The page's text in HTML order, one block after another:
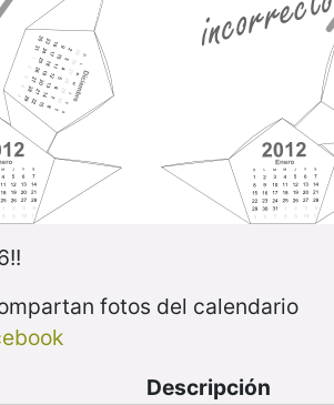
fotos del calendario
Descripción